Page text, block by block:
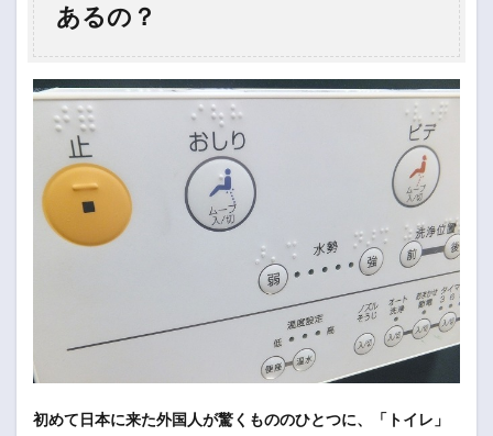
あるの？
初めて日本に来た外国人が驚くもののひとつに、「トイレ」